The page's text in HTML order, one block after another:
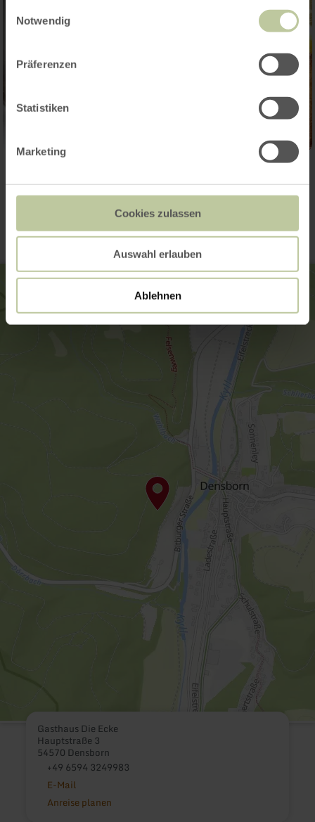
Notwendig
Präferenzen
Statistiken
Marketing
Cookies zulassen
Auswahl erlauben
Ablehnen
Kontakt
Gasthaus Die Ecke
Hauptstraße 3
54570 Densborn
+49 6594 3249983
E-Mail
Anreise planen